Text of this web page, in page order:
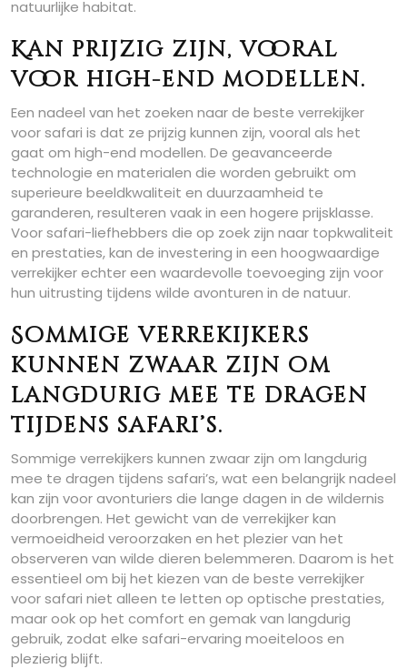
natuurlijke habitat.
Kan prijzig zijn, vooral
voor high-end modellen.
Een nadeel van het zoeken naar de beste verrekijker
voor safari is dat ze prijzig kunnen zijn, vooral als het
gaat om high-end modellen. De geavanceerde
technologie en materialen die worden gebruikt om
superieure beeldkwaliteit en duurzaamheid te
garanderen, resulteren vaak in een hogere prijsklasse.
Voor safari-liefhebbers die op zoek zijn naar topkwaliteit
en prestaties, kan de investering in een hoogwaardige
verrekijker echter een waardevolle toevoeging zijn voor
hun uitrusting tijdens wilde avonturen in de natuur.
Sommige verrekijkers
kunnen zwaar zijn om
langdurig mee te dragen
tijdens safari’s.
Sommige verrekijkers kunnen zwaar zijn om langdurig
mee te dragen tijdens safari’s, wat een belangrijk nadeel
kan zijn voor avonturiers die lange dagen in de wildernis
doorbrengen. Het gewicht van de verrekijker kan
vermoeidheid veroorzaken en het plezier van het
observeren van wilde dieren belemmeren. Daarom is het
essentieel om bij het kiezen van de beste verrekijker
voor safari niet alleen te letten op optische prestaties,
maar ook op het comfort en gemak van langdurig
gebruik, zodat elke safari-ervaring moeiteloos en
plezierig blijft.